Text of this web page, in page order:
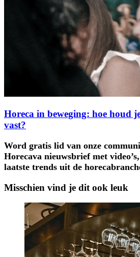
Horeca in beweging: hoe houd
vast?
Word gratis lid van onze
Horecava nieuwsbrief met
laatste trends uit de
Misschien vind je dit ook leuk